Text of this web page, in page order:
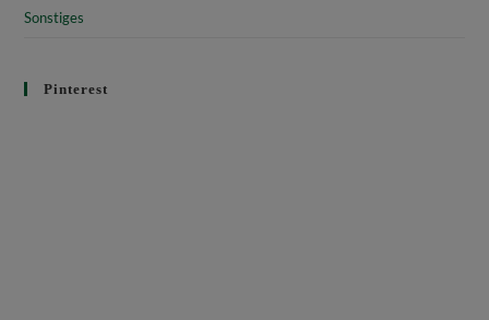
Sonstiges
Pinterest